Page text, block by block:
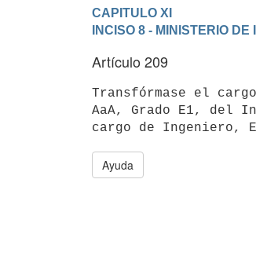
CAPITULO XI
INCISO 8 - MINISTERIO
Artículo 209
Transfórmase el
AaA, Grado E1, del
Ayuda